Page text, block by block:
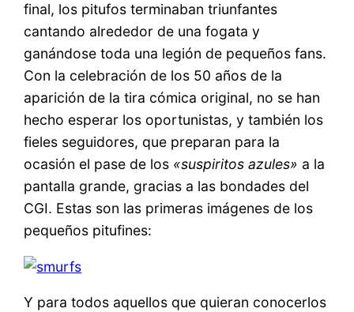
final, los pitufos terminaban triunfantes
cantando alrededor de una fogata y
ganándose toda una legión de pequeños fans.
Con la celebración de los 50 años de la
aparición de la tira cómica original, no se han
hecho esperar los oportunistas, y también los
fieles seguidores, que preparan para la
ocasión el pase de los «suspiritos azules» a la
pantalla grande, gracias a las bondades del
CGI. Estas son las primeras imágenes de los
pequeños pitufines:
Y para todos aquellos que quieran conocerlos